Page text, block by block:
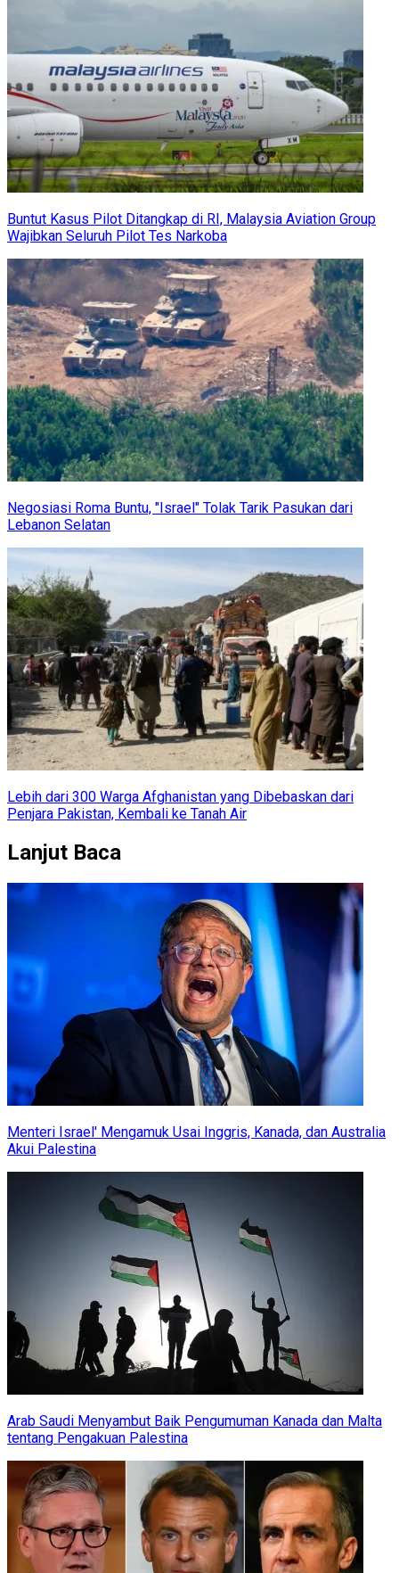
Buntut Kasus Pilot Ditangkap di RI, Malaysia Aviation Group
Wajibkan Seluruh Pilot Tes Narkoba
Negosiasi Roma Buntu, "Israel" Tolak Tarik Pasukan dari
Lebanon Selatan
Lebih dari 300 Warga Afghanistan yang Dibebaskan dari
Penjara Pakistan, Kembali ke Tanah Air
Lanjut Baca
Menteri Israel' Mengamuk Usai Inggris, Kanada, dan Australia
Akui Palestina
Arab Saudi Menyambut Baik Pengumuman Kanada dan Malta
tentang Pengakuan Palestina